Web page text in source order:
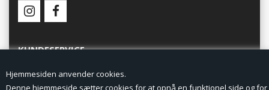
Hjemmesiden anvender cookies.
Denne hjemmeside sætter cookies for at opnå en funktionel side og for
KUNDESERVICE
Forside